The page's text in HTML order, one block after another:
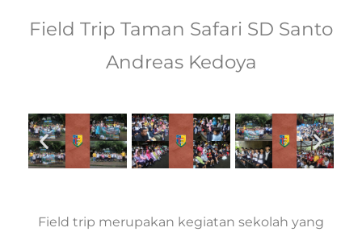
Field Trip Taman Safari SD Santo
Andreas Kedoya
Field trip merupakan kegiatan sekolah yang